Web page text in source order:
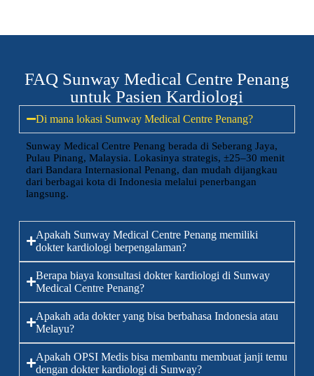
FAQ Sunway Medical Centre Penang
untuk Pasien Kardiologi
Di mana lokasi Sunway Medical Centre Penang?
Sunway Medical Centre Penang berada di Seberang Jaya,
Pulau Pinang, Malaysia. Lokasinya strategis, ±25–30 menit
dari Bandara Internasional Penang, dan mudah dijangkau
dari berbagai kota di Indonesia melalui penerbangan
langsung.
Apakah Sunway Medical Centre Penang memiliki
dokter kardiologi berpengalaman?
Berapa biaya konsultasi dokter kardiologi di Sunway
Medical Centre Penang?
Apakah ada dokter yang bisa berbahasa Indonesia atau
Melayu?
Apakah OPSI Medis bisa membantu membuat janji temu
dengan dokter kardiologi di Sunway?